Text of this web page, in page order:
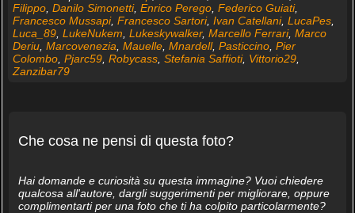
Filippo, Danilo Simonetti, Enrico Perego, Federico Guiati,
Francesco Mussapi, Francesco Sartori, Ivan Catellani, LucaPes,
Luca_89, LukeNukem Lukeskywalker, Marcello Ferrari, Marco
Deriu, Marcovenezia Mauelle, Mnardell, Pasticcino, Pier
Colombo, Pjarc59, Robycass, Stefania Saffioti, Vittorio29,
Zanzibar79
Che cosa ne pensi di questa foto?
Hai domande e curiosità su questa immagine? Vuoi chiedere
qualcosa all'autore, dargli suggerimenti per migliorare, oppure
complimentarti per una foto che ti ha colpito particolarmente?